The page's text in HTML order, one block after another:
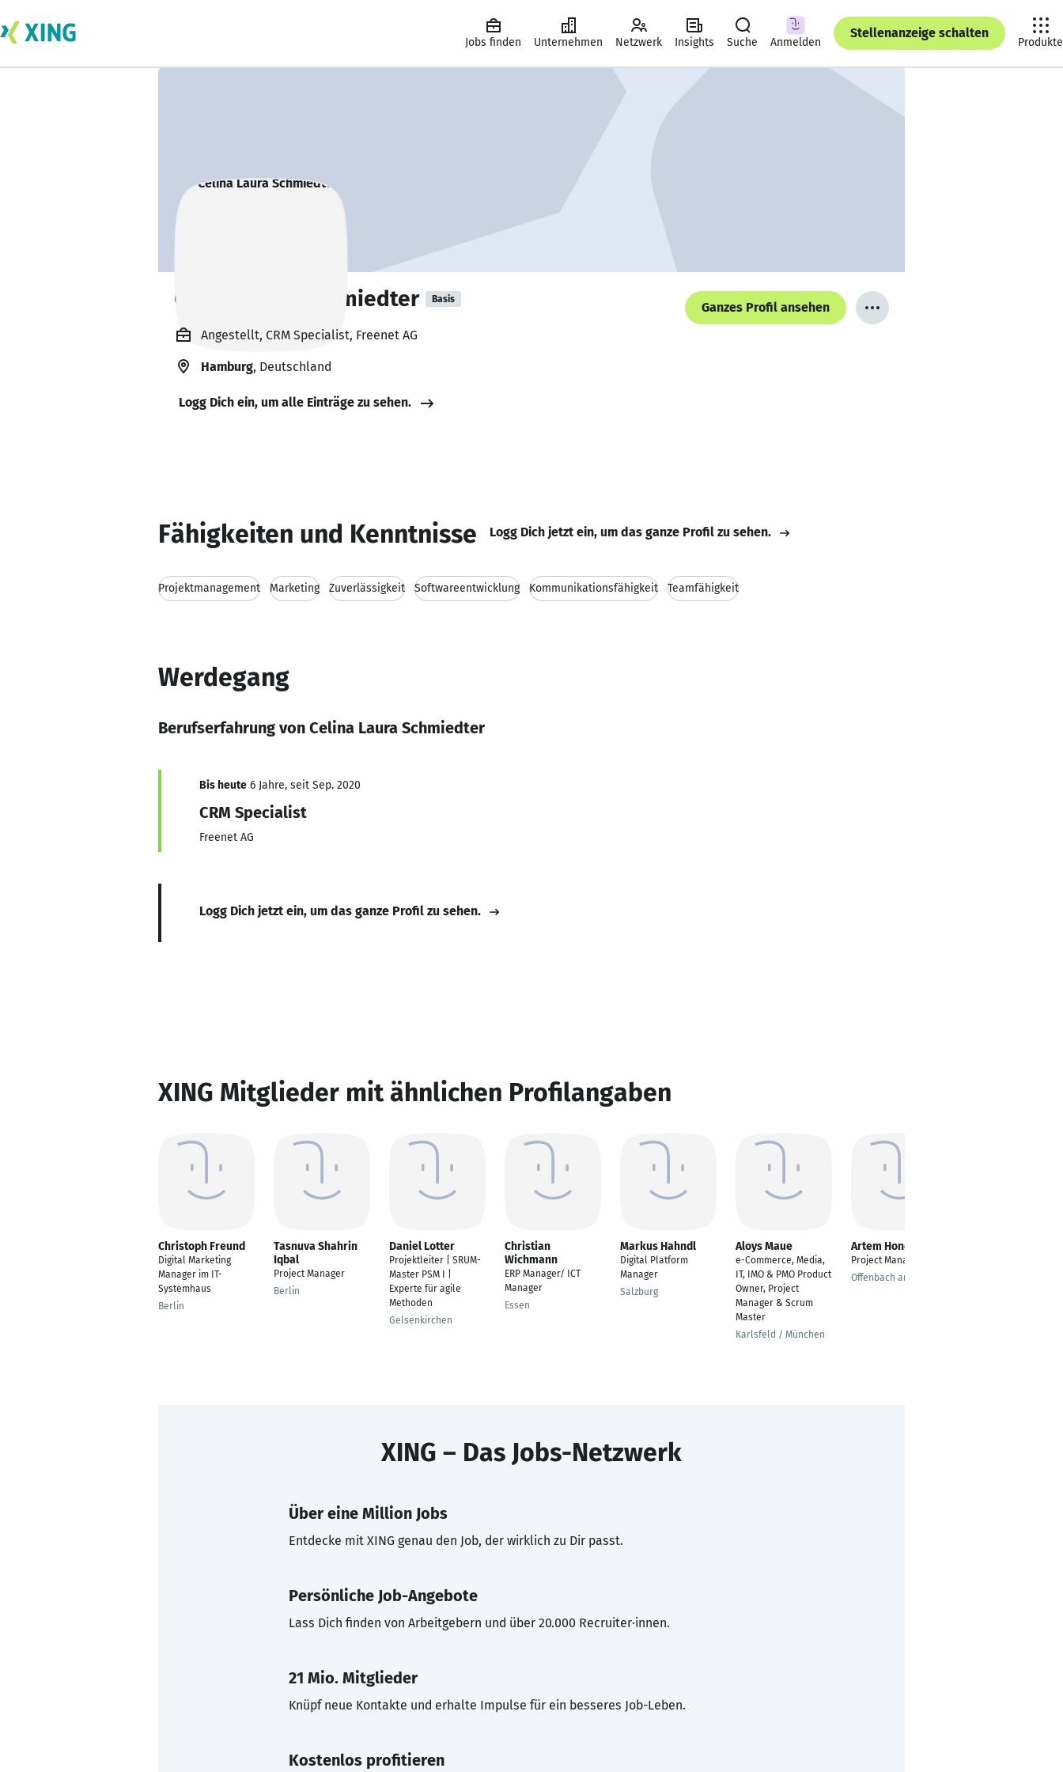
Jobs finden Unternehmen Netzwerk Insights Suche Anmelden
Stellenanzeige schalten
Produkte
Celina Laura Schmiedter Basis
Ganzes Profil ansehen
Angestellt, CRM Specialist, Freenet AG
Hamburg, Deutschland
Logg Dich ein, um alle Einträge zu sehen.
Fähigkeiten und Kenntnisse Logg Dich jetzt ein, um das ganze Profil zu sehen.
Projektmanagement Marketing Zuverlässigkeit Softwareentwicklung Kommunikationsfähigkeit Teamfähigkeit
Werdegang
Berufserfahrung von Celina Laura Schmiedter
Bis heute 6 Jahre, seit Sep. 2020
CRM Specialist
Freenet AG
Logg Dich jetzt ein, um das ganze Profil zu sehen.
XING Mitglieder mit ähnlichen Profilangaben
Christoph Freund
Digital Marketing
Manager im IT-
Systemhaus
Berlin
Tasnuva Shahrin
Iqbal
Project Manager
Berlin
Daniel Lotter
Projektleiter | SRUM-
Master PSM I |
Experte für agile
Methoden
Gelsenkirchen
Christian
Wichmann
ERP Manager/ ICT
Manager
Essen
Markus Hahndl
Digital Platform
Manager
Salzburg
Aloys Maue
e-Commerce, Media,
IT, IMO & PMO Product
Owner, Project
Manager & Scrum
Master
Karlsfeld / München
Artem Honcharuk
Project Manager
Offenbach am Main
XING – Das Jobs-Netzwerk
Über eine Million Jobs
Entdecke mit XING genau den Job, der wirklich zu Dir passt.
Persönliche Job-Angebote
Lass Dich finden von Arbeitgebern und über 20.000 Recruiter·innen.
21 Mio. Mitglieder
Knüpf neue Kontakte und erhalte Impulse für ein besseres Job-Leben.
Kostenlos profitieren